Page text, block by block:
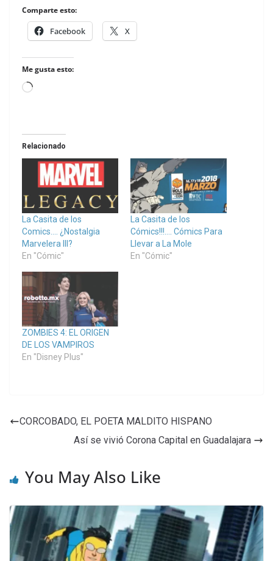
Comparte esto:
Facebook X
Me gusta esto:
Loading…
Relacionado
La Casita de los
Comics…. ¿Nostalgia
Marvelera III?
En "Cómic"
La Casita de los
Cómics!!!…. Cómics Para
Llevar a La Mole
En "Cómic"
ZOMBIES 4: EL ORIGEN
DE LOS VAMPIROS
En "Disney Plus"
CORCOBADO, EL POETA MALDITO HISPANO
Así se vivió Corona Capital en Guadalajara
You May Also Like